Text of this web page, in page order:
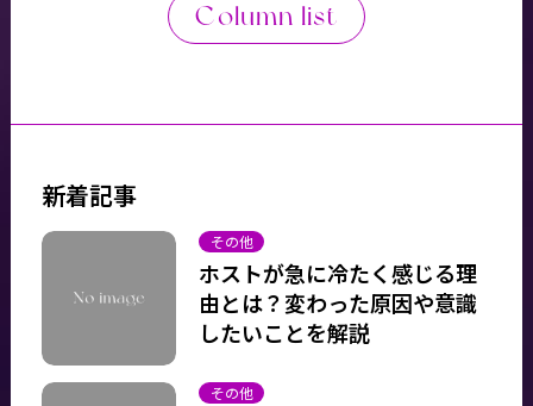
Column list
新着記事
その他
ホストが急に冷たく感じる理
由とは？変わった原因や意識
したいことを解説
その他